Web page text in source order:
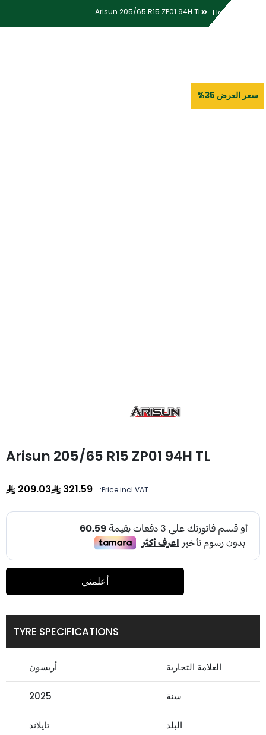
Home
Arisun 205/65 R15 ZP01 94H TL
سعر العرض 35%
Arisun 205/65 R15 ZP01 94H TL
Price incl VAT:
321.59
209.03
أعلمني
TYRE SPECIFICATIONS
العلامة التجارية أريسون
سنة 2025
البلد تايلاند